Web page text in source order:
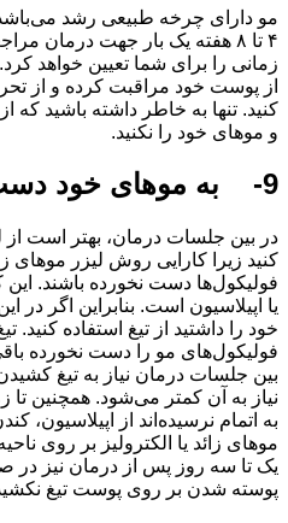
مو دارای چرخه طبیعی رشد
۴ تا ۸ هفته یک بار جهت درمان
زمانی را برای شما تعیین خواهد کرد.
از پوست خود مراقبت کرده و از
کنید. تنها به خاطر داشته باشید که
و موهای خود را نکنید.
9- به موهای خود دست نزنید
در بین جلسات درمان، بهتر است
کنید زیرا کارایی روش لیزر موهای
فولیکول‌ها دست ‌نخورده باشند. این
یا اپیلاسیون است. بنابراین اگر در
خود را داشتید از تیغ استفاده
فولیکول‌های مو را دست نخورده
بین جلسات درمان نیاز به تیغ
نیاز به آن کمتر می‌شود. همچنین
به اتمام نرسیده‌اند از اپیلاسیون،
موهای زائد یا الکترولیز بر روی
یک تا سه روز پس از درمان نیز در
پوسته شدن بر روی پوست تیغ